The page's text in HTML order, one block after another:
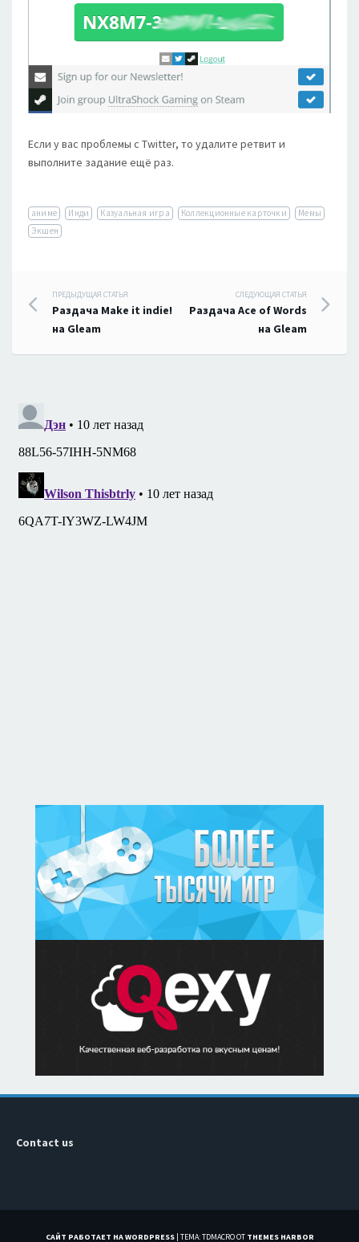
Если у вас проблемы с Twitter, то удалите ретвит и
выполните задание ещё раз.
аниме Инди Казуальная игра Коллекционные карточки
Мемы
Экшен
Навигация
по
записям
ПРЕДЫДУЩАЯ СТАТЬЯ
Раздача Make it indie!
на Gleam
СЛЕДУЮЩАЯ СТАТЬЯ
Раздача Ace of Words
на Gleam
Contact us
САЙТ РАБОТАЕТ НА WORDPRESS | ТЕМА: TDMACRO ОТ THEMES HARBOR